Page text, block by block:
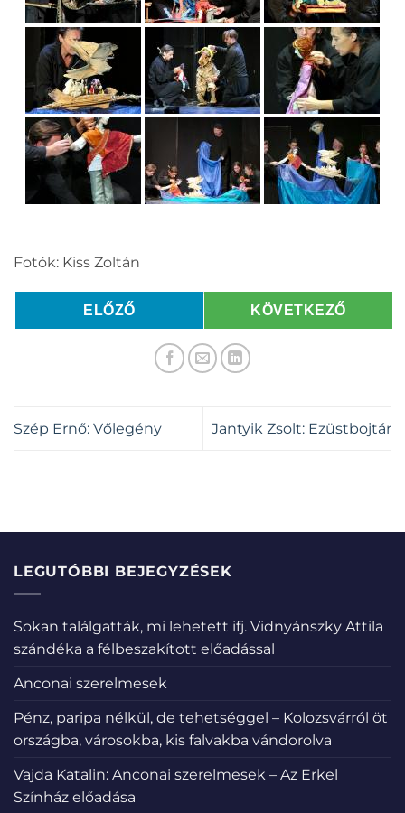
Fotók: Kiss Zoltán
ELŐZŐ KÖVETKEZŐ
Szép Ernő: Vőlegény Jantyik Zsolt: Ezüstbojtár
LEGUTÓBBI BEJEGYZÉSEK
Sokan találgatták, mi lehetett ifj. Vidnyánszky Attila
szándéka a félbeszakított előadással
Anconai szerelmesek
Pénz, paripa nélkül, de tehetséggel – Kolozsvárról öt
országba, városokba, kis falvakba vándorolva
Vajda Katalin: Anconai szerelmesek – Az Erkel
Színház előadása